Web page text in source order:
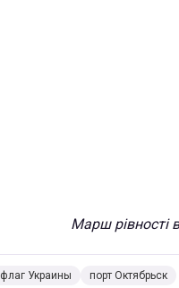
Марш рівності
флаг Украины порт Октябрьск